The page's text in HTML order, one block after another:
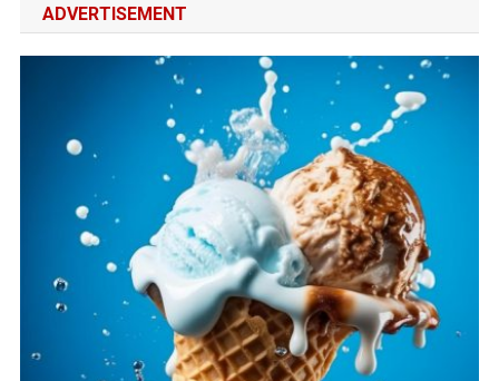
ADVERTISEMENT